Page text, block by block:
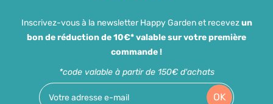
Inscrivez-vous à la newsletter Happy Garden et recevezun
bon de réduction de 10€* valable sur votre première
commande !
*code valable à partir de 150€ d'achats
OK